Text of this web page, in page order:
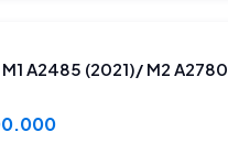
M1 A2485 (2021)/ M2 A2780